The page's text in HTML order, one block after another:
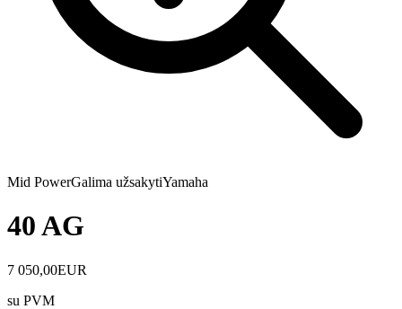
Mid PowerGalima užsakytiYamaha
40 AG
7 050,00EUR
su PVM